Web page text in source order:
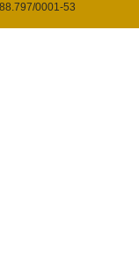
0001-53